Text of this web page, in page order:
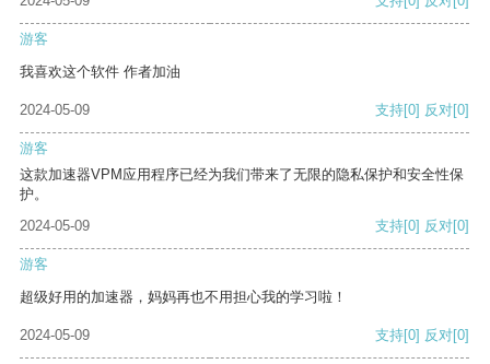
游客
我喜欢这个软件 作者加油
2024-05-09 支持[0] 反对[0]
游客
这款加速器VPM应用程序已经为我们带来了无限的隐私保护和安全性保
护。
2024-05-09
支持[0] 反对[0]
游客
超级好用的加速器，妈妈再也不用担心我的学习啦！
2024-05-09 支持[0] 反对[0]